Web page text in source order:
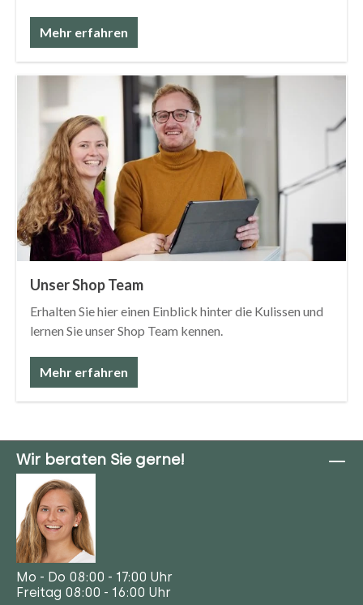
Mehr erfahren
Unser Shop Team
Erhalten Sie hier einen Einblick hinter die Kulissen und
lernen Sie unser Shop Team kennen.
Mehr erfahren
Wir beraten Sie gerne!
Mo - Do 08:00 - 17:00 Uhr
Freitag 08:00 - 16:00 Uhr